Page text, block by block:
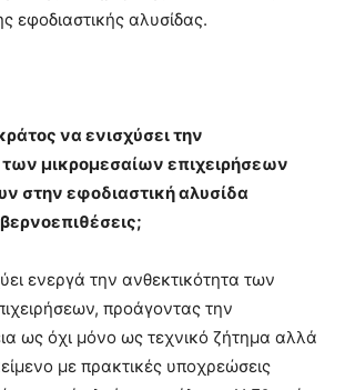
εφοδιαστικής αλυσίδας.
να ενισχύσει την
μικρομεσαίων επιχειρήσεων
στην εφοδιαστική αλυσίδα
ενεργά την ανθεκτικότητα των
προάγοντας την
ως όχι μόνο ως τεχνικό ζήτημα αλλά
με πρακτικές υποχρεώσεις